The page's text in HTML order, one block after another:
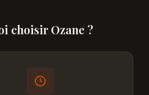
choisir Ozane ?